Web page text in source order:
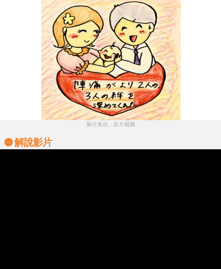
圖片來自：影片截圖
解說影片